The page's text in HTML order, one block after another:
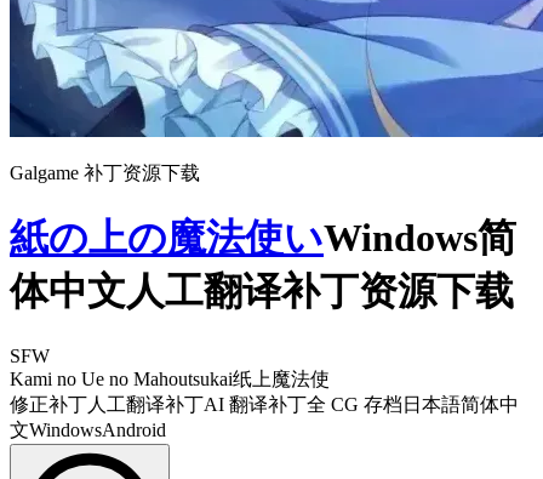
Galgame 补丁资源下载
紙の上の魔法使いWindows简
体中文人工翻译补丁资源下载
SFW
Kami no Ue no Mahoutsukai纸上魔法使
修正补丁人工翻译补丁AI 翻译补丁全 CG 存档 日本語简体中
文WindowsAndroid